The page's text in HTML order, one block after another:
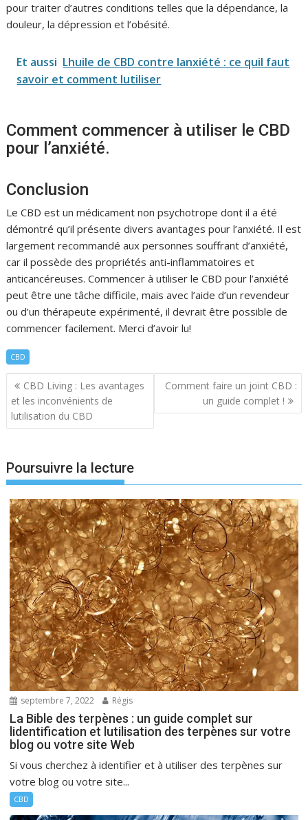
pour traiter d’autres conditions telles que la dépendance, la
douleur, la dépression et l’obésité.
Et aussi Lhuile de CBD contre lanxiété : ce quil faut
savoir et comment lutiliser
Comment commencer à utiliser le CBD
pour l’anxiété.
Conclusion
Le CBD est un médicament non psychotrope dont il a été
démontré qu’il présente divers avantages pour l’anxiété. Il est
largement recommandé aux personnes souffrant d’anxiété,
car il possède des propriétés anti-inflammatoires et
anticancéreuses. Commencer à utiliser le CBD pour l’anxiété
peut être une tâche difficile, mais avec l’aide d’un revendeur
ou d’un thérapeute expérimenté, il devrait être possible de
commencer facilement. Merci d’avoir lu!
CBD
Navigation
de
l’article
CBD Living : Les avantages
et les inconvénients de
lutilisation du CBD
Comment faire un joint CBD :
un guide complet !
Poursuivre la lecture
septembre 7, 2022 Régis
La Bible des terpènes : un guide complet sur
lidentification et lutilisation des terpènes sur votre
blog ou votre site Web
Si vous cherchez à identifier et à utiliser des terpènes sur
votre blog ou votre site...
CBD